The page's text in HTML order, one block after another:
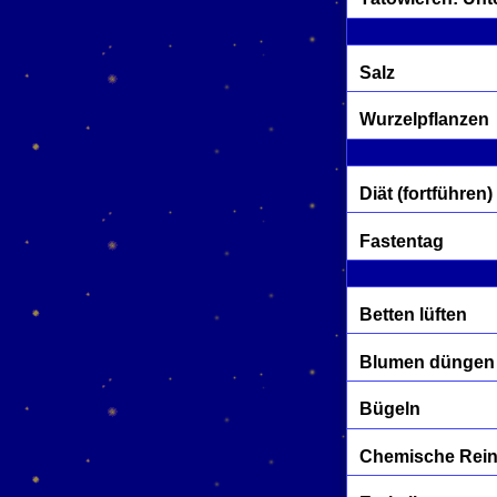
Salz
Wurzelpflanzen
Diät (fortführen)
Fastentag
Betten lüften
Blumen düngen
Bügeln
Chemische